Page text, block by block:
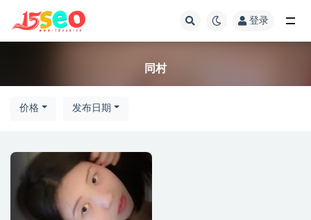
登录
同村
价格 发布日期